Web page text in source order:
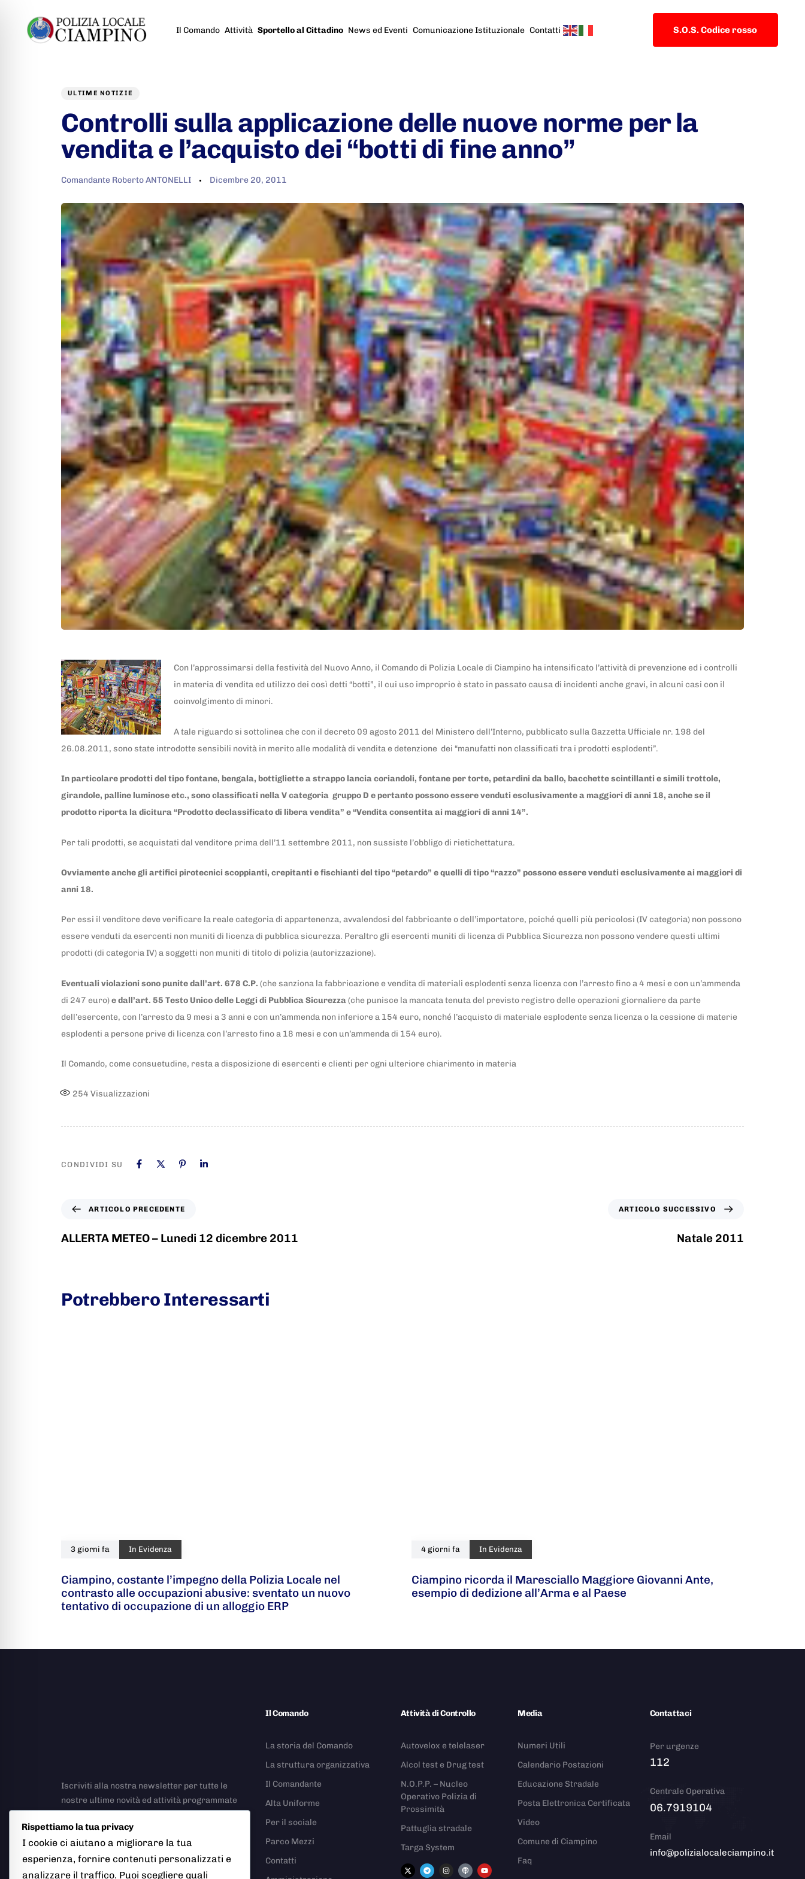
Il Comando Attività Sportello al Cittadino News ed Eventi Comunicazione Istituzionale Contatti S.O.S. Codice rosso
ULTIME NOTIZIE
Controlli sulla applicazione delle nuove norme per la
vendita e l’acquisto dei “botti di fine anno”
Comandante Roberto ANTONELLI Dicembre 20, 2011
Con l’approssimarsi della festività del Nuovo Anno, il Comando di Polizia Locale di Ciampino ha intensificato l’attività di prevenzione ed i controlli
in materia di vendita ed utilizzo dei così detti “botti”, il cui uso improprio è stato in passato causa di incidenti anche gravi, in alcuni casi con il
coinvolgimento di minori.
A tale riguardo si sottolinea che con il decreto 09 agosto 2011 del Ministero dell’Interno, pubblicato sulla Gazzetta Ufficiale nr. 198 del
26.08.2011, sono state introdotte sensibili novità in merito alle modalità di vendita e detenzione dei “manufatti non classificati tra i prodotti esplodenti”.
In particolare prodotti del tipo fontane, bengala, bottigliette a strappo lancia coriandoli, fontane per torte, petardini da ballo, bacchette scintillanti e simili trottole,
girandole, palline luminose etc., sono classificati nella V categoria gruppo D e pertanto possono essere venduti esclusivamente a maggiori di anni 18, anche se il
prodotto riporta la dicitura “Prodotto declassificato di libera vendita” e “Vendita consentita ai maggiori di anni 14”.
Per tali prodotti, se acquistati dal venditore prima dell’11 settembre 2011, non sussiste l’obbligo di rietichettatura.
Ovviamente anche gli artifici pirotecnici scoppianti, crepitanti e fischianti del tipo “petardo” e quelli di tipo “razzo” possono essere venduti esclusivamente ai maggiori di
anni 18.
Per essi il venditore deve verificare la reale categoria di appartenenza, avvalendosi del fabbricante o dell’importatore, poiché quelli più pericolosi (IV categoria) non possono
essere venduti da esercenti non muniti di licenza di pubblica sicurezza. Peraltro gli esercenti muniti di licenza di Pubblica Sicurezza non possono vendere questi ultimi
prodotti (di categoria IV) a soggetti non muniti di titolo di polizia (autorizzazione).
Eventuali violazioni sono punite dall’art. 678 C.P. (che sanziona la fabbricazione e vendita di materiali esplodenti senza licenza con l’arresto fino a 4 mesi e con un’ammenda
di 247 euro)e dall’art. 55 Testo Unico delle Leggi di Pubblica Sicurezza(che punisce la mancata tenuta del previsto registro delle operazioni giornaliere da parte
dell’esercente, con l’arresto da 9 mesi a 3 anni e con un’ammenda non inferiore a 154 euro, nonché l’acquisto di materiale esplodente senza licenza o la cessione di materie
esplodenti a persone prive di licenza con l’arresto fino a 18 mesi e con un’ammenda di 154 euro).
Il Comando, come consuetudine, resta a disposizione di esercenti e clienti per ogni ulteriore chiarimento in materia
254 Visualizzazioni
CONDIVIDI SU
ARTICOLO PRECEDENTE
ALLERTA METEO – Lunedi 12 dicembre 2011
ARTICOLO SUCCESSIVO
Natale 2011
Potrebbero Interessarti
3 giorni fa In Evidenza
Ciampino, costante l’impegno della Polizia Locale nel
contrasto alle occupazioni abusive: sventato un nuovo
tentativo di occupazione di un alloggio ERP
4 giorni fa In Evidenza
Ciampino ricorda il Maresciallo Maggiore Giovanni Ante,
esempio di dedizione all’Arma e al Paese
Iscriviti alla nostra newsletter per tutte le
nostre ultime novità ed attività programmate
Il Comando
La storia del Comando
La struttura organizzativa
Il Comandante
Alta Uniforme
Per il sociale
Parco Mezzi
Contatti
Attività di Controllo
Autovelox e telelaser
Alcol test e Drug test
N.O.P.P. – Nucleo
Operativo Polizia di
Prossimità
Pattuglia stradale
Targa System
Media
Numeri Utili
Calendario Postazioni
Educazione Stradale
Posta Elettronica Certificata
Video
Comune di Ciampino
Faq
Contattaci
Per urgenze
112
Centrale Operativa
06.7919104
Email
info@polizialocaleciampino.it
Rispettiamo la tua privacy
I cookie ci aiutano a migliorare la tua
esperienza, fornire contenuti personalizzati e
analizzare il traffico. Puoi scegliere quali